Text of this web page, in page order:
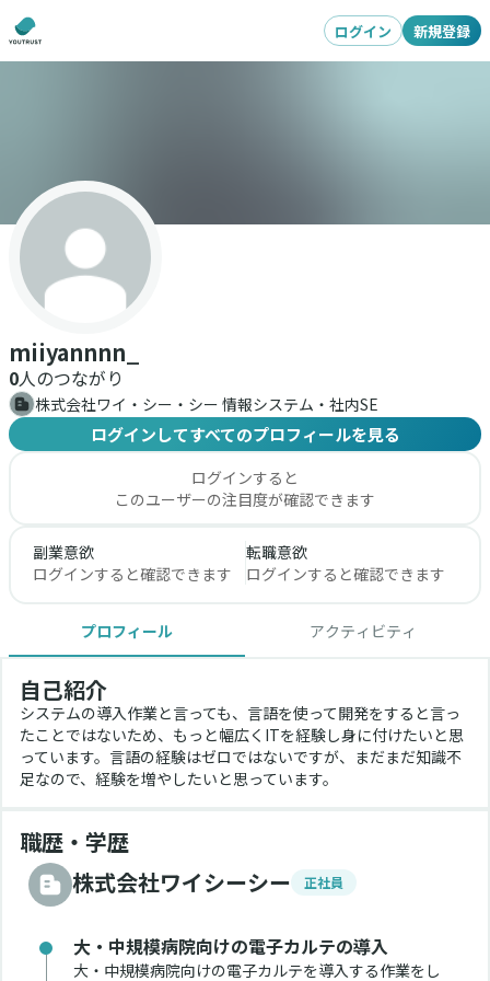
ログイン 新規登録
miiyannnn_
0人のつながり
株式会社ワイ・シー・シー 情報システム・社内SE
ログインしてすべてのプロフィールを見る
ログインすると
このユーザーの注目度が確認できます
副業意欲
ログインすると確認できます
転職意欲
ログインすると確認できます
プロフィール アクティビティ
自己紹介
システムの導入作業と言っても、言語を使って開発をすると言っ
たことではないため、もっと幅広くITを経験し身に付けたいと思
っています。言語の経験はゼロではないですが、まだまだ知識不
足なので、経験を増やしたいと思っています。
職歴・学歴
株式会社ワイシーシー
正社員
大・中規模病院向けの電子カルテの導入
大・中規模病院向けの電子カルテを導入する作業をし